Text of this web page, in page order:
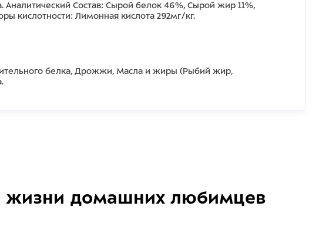
Состав: Сырой белок 46%, Сырой жир 11%,
кислотности: Лимонная кислота 292мг/кг.
белка, Дрожжи, Масла и жиры (Рыбий жир,
жизни домашних любимцев